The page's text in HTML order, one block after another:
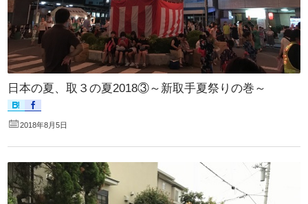
日本の夏、取３の夏2018③～新取手夏祭りの巻～
2018年8月5日